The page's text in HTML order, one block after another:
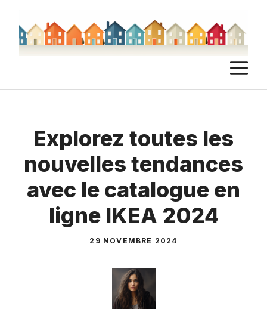
contenu
Explorez toutes les
nouvelles tendances
avec le catalogue en
ligne IKEA 2024
29 NOVEMBRE 2024